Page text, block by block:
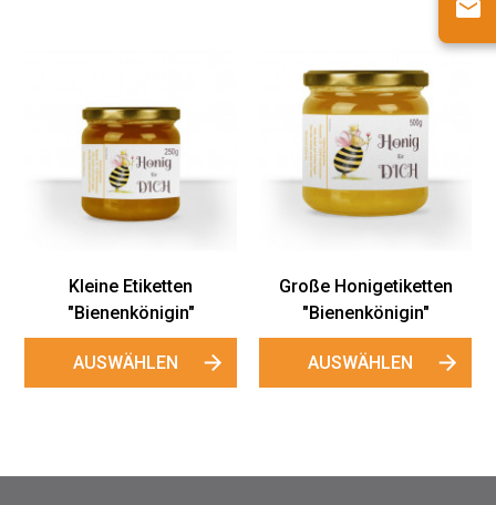
Gewährverschlüsse
"Bienenkönigin"